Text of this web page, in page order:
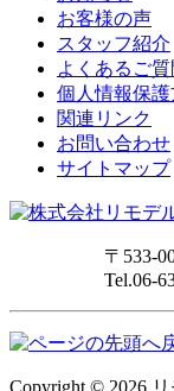
お客様の声
スタッフ紹介
よくあるご質
個人情報保
関連リンク
お問い合わせ
サイトマップ
〒533-
Tel.06-
Copyright © 2026 リ